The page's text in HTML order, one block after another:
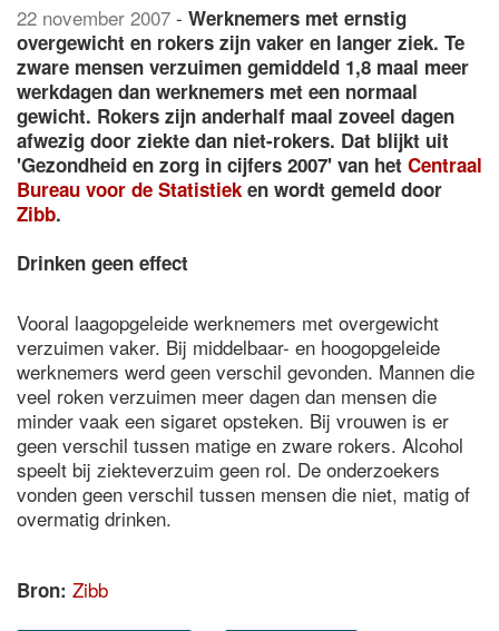
22 november 2007 - Werknemers met ernstig
overgewicht en rokers zijn vaker en langer ziek. Te
zware mensen verzuimen gemiddeld 1,8 maal meer
werkdagen dan werknemers met een normaal
gewicht. Rokers zijn anderhalf maal zoveel dagen
afwezig door ziekte dan niet-rokers. Dat blijkt uit
'Gezondheid en zorg in cijfers 2007' van het Centraal
Bureau voor de Statistiek en wordt gemeld door
Zibb.
Drinken geen effect
Vooral laagopgeleide werknemers met overgewicht
verzuimen vaker. Bij middelbaar- en hoogopgeleide
werknemers werd geen verschil gevonden. Mannen die
veel roken verzuimen meer dagen dan mensen die
minder vaak een sigaret opsteken. Bij vrouwen is er
geen verschil tussen matige en zware rokers. Alcohol
speelt bij ziekteverzuim geen rol. De onderzoekers
vonden geen verschil tussen mensen die niet, matig of
overmatig drinken.
Bron: Zibb